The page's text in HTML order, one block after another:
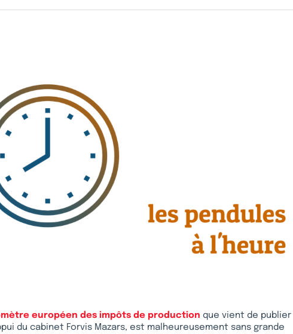
européen des impôts de production que vient de publier
du cabinet Forvis Mazars, est malheureusement sans grande